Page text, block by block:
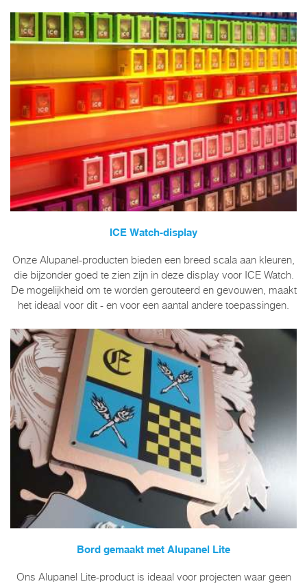
ICE Watch-display
Onze Alupanel-producten bieden een breed scala aan kleuren,
die bijzonder goed te zien zijn in deze display voor ICE Watch.
De mogelijkheid om te worden gerouteerd en gevouwen, maakt
het ideaal voor dit - en voor een aantal andere toepassingen.
Bord gemaakt met Alupanel Lite
Ons Alupanel Lite-product is ideaal voor projecten waar geen